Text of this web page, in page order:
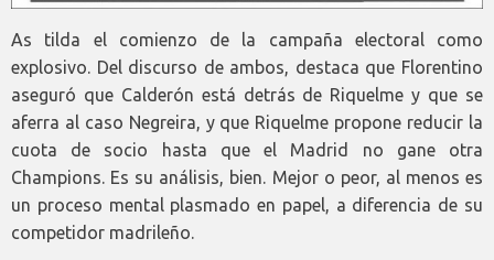
As tilda el comienzo de la campaña electoral como
explosivo. Del discurso de ambos, destaca que Florentino
aseguró que Calderón está detrás de Riquelme y que se
aferra al caso Negreira, y que Riquelme propone reducir la
cuota de socio hasta que el Madrid no gane otra
Champions. Es su análisis, bien. Mejor o peor, al menos es
un proceso mental plasmado en papel, a diferencia de su
competidor madrileño.